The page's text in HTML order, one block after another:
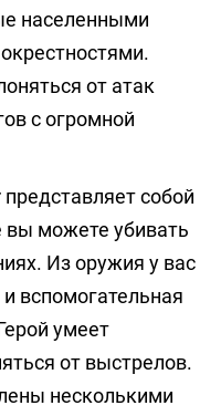
населенными
от атак
с огромной
собой
вы можете убивать
Из оружия у вас
вспомогательная
умеет
от выстрелов.
несколькими